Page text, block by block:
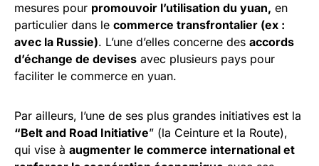
mesures pour promouvoir l’utilisation du yuan, en
particulier dans le commerce transfrontalier (ex :
avec la Russie). L’une d’elles concerne des accords
d’échange de devises avec plusieurs pays pour
faciliter le commerce en yuan.
Par ailleurs, l’une de ses plus grandes initiatives est la
“Belt and Road Initiative” (la Ceinture et la Route),
qui vise à augmenter le commerce international et